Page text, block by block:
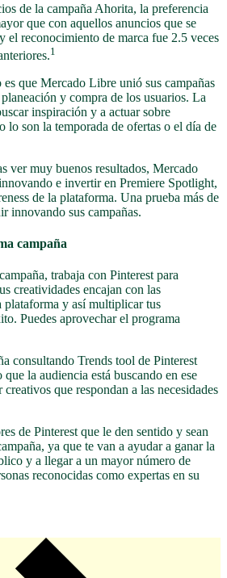
de la campaña Ahorita, la preferencia
que con aquellos anuncios que se
el reconocimiento de marca fue 2.5 veces
1
que Mercado Libre unió sus campañas
y compra de los usuarios. La
inspiración y a actuar sobre
lo son la temporada de ofertas o el día de
ver muy buenos resultados, Mercado
e invertir en Premiere Spotlight,
de la plataforma. Una prueba más de
innovando sus campañas.
campaña
trabaja con Pinterest para
creatividades encajan con las
plataforma y así multiplicar tus
Puedes aprovechar el programa
consultando Trends tool de Pinterest
la audiencia está buscando en ese
que respondan a las necesidades
de Pinterest que le den sentido y sean
ya que te van a ayudar a ganar la
y a llegar a un mayor número de
reconocidas como expertas en su